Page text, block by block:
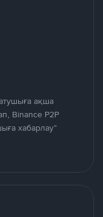
ақша
Binance P2P
хабарлау”